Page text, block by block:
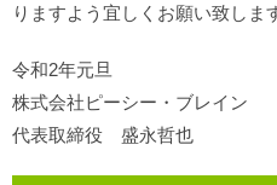
りますよう宜しくお願い致しま
令和2年元旦
株式会社ピーシー・ブレイン
代表取締役 盛永哲也